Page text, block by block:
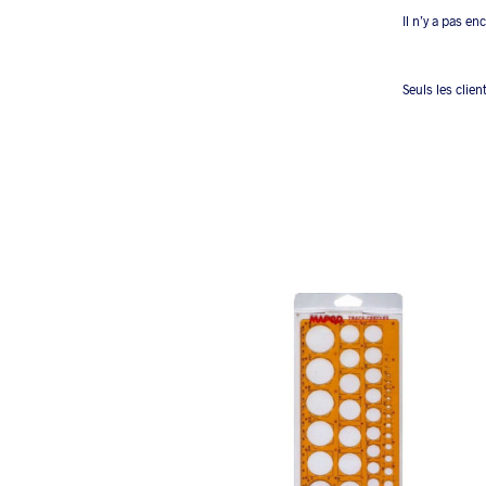
Il n’y a pas
Seuls les